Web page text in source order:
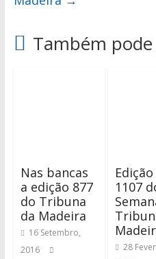
Também
Nas bancas
a edição 877
do Tribuna
da Madeira
16 Setembro,
2016
Edição
1107
28